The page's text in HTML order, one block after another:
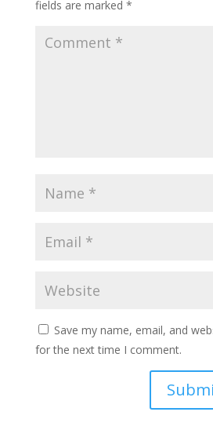
fields are marked *
Save my name, email, and
for the next time I comment.